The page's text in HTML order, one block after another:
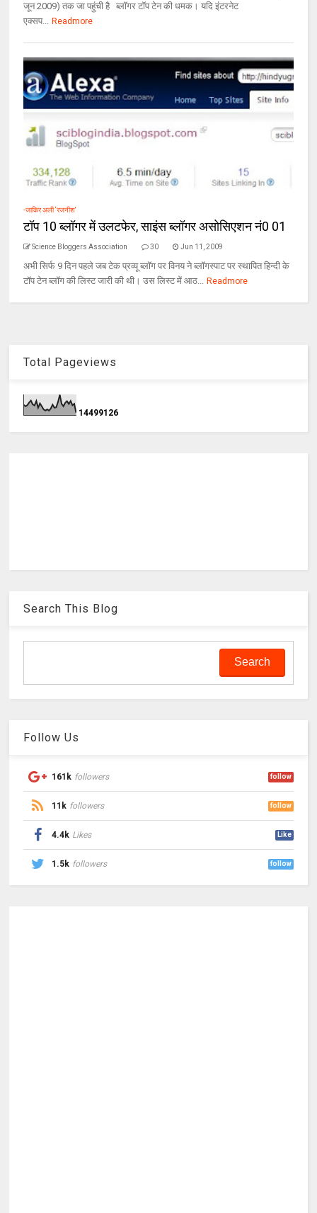
जून 2009) तक जा पहुंची है ब्लॉगर टॉप टेन की धमक। यदि इंटरनेट
एक्सप... Readmore
-जाकिर अली ‘रजनीश’
टॉप 10 ब्‍लॉगर में उलटफेर, साइंस ब्‍लॉगर असोसिएशन नं0 01
Science Bloggers Association 30 Jun 11, 2009
अभी सिर्फ 9 दिन पहले जब टेक प्रव्‍यू ब्‍लॉग पर विनय ने ब्‍लॉगस्‍पाट पर स्‍थापित हिन्‍दी के
टॉप टेन ब्‍लॉग की लिस्‍ट जारी की थी। उस लिस्‍ट में आठ... Readmore
Total Pageviews
144991 26
Search This Blog
Follow Us
161k followers follow
11k followers follow
4.4k Likes Like
1.5k followers follow